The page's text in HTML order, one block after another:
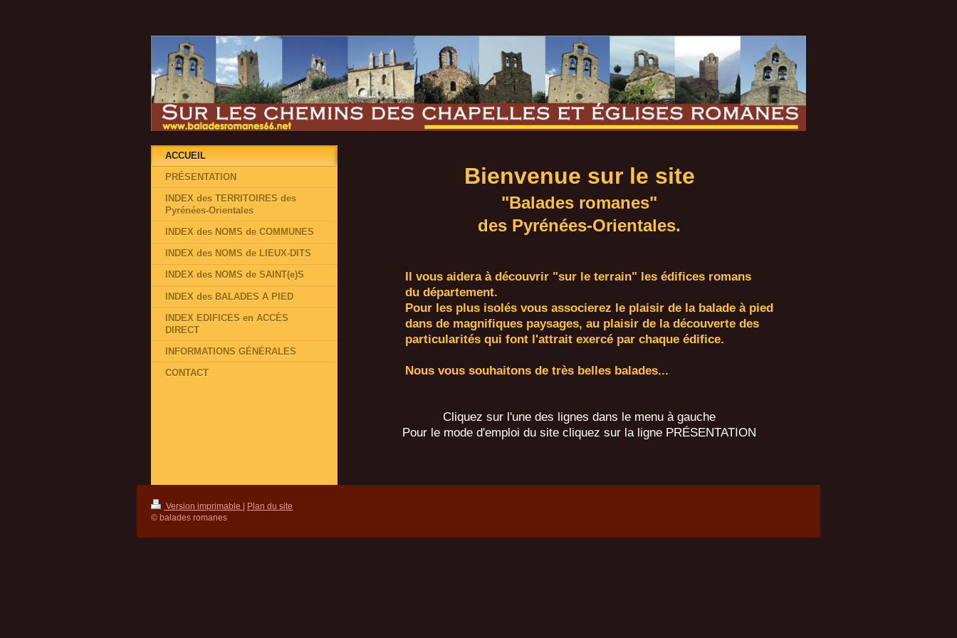
Bienvenue sur le site
"Balades romanes"
des Pyrénées-Orientales.
Il vous aidera à découvrir "sur le terrain" les édifices romans
du département.
Pour les plus isolés vous associerez le plaisir de la balade à pied
dans de magnifiques paysages, au plaisir de la découverte des
particularités qui font l'attrait exercé par chaque édifice.
Nous vous souhaitons de très belles balades...
Cliquez sur l'une des lignes dans le menu à gauche
Pour le mode d'emploi du site cliquez sur la ligne PRÉSENTATION
ACCUEIL
PRÉSENTATION
INDEX des TERRITOIRES des
Pyrénées-Orientales
INDEX des NOMS de COMMUNES
INDEX des NOMS de LIEUX-DITS
INDEX des NOMS de SAINT(e)S
INDEX des BALADES A PIED
INDEX EDIFICES en ACCÈS
DIRECT
INFORMATIONS GÉNÉRALES
CONTACT
Version imprimable | Plan du site
© balades romanes